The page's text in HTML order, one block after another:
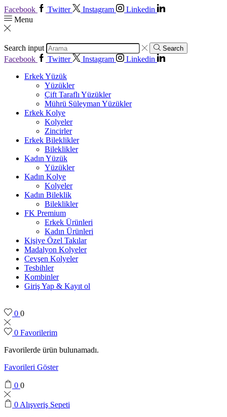
Facebook Twitter Instagram
Linkedin
Menu
Search input Search
Facebook Twitter Instagram
Linkedin
Erkek Yüzük
Yüzükler
Çift Taraflı Yüzükler
Mührü Süleyman Yüzükler
Erkek Kolye
Kolyeler
Zincirler
Erkek Bileklikler
Bileklikler
Kadın Yüzük
Yüzükler
Kadın Kolye
Kolyeler
Kadın Bileklik
Bileklikler
FK Premium
Erkek Ürünleri
Kadın Ürünleri
Kişiye Özel Takılar
Madalyon Kolyeler
Cevşen Kolyeler
Tesbihler
Kombinler
Giriş Yap & Kayıt ol
0 0
0 Favorilerim
Favorilerde ürün bulunamadı.
Favorileri Göster
0 0
0 Alışveriş Sepeti